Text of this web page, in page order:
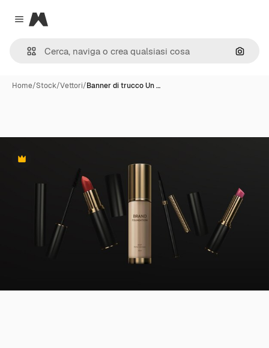
Close menu
Magnific
Cerca
Home/Stock/Vettori/Banner di trucco Un …
Premium